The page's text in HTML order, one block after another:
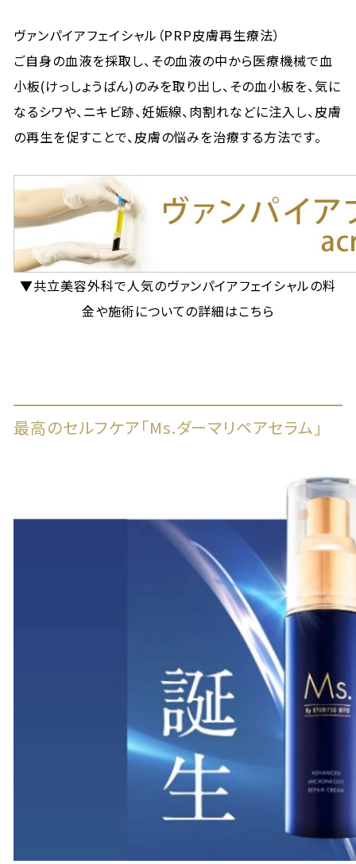
ヴァンパイアフェイシャル（PRP皮膚再生療法）
ご自身の血液を採取し、その血液の中から医療機械で血
小板(けっしょうばん)のみを取り出し、その血小板を、気に
なるシワや、ニキビ跡、妊娠線、肉割れなどに注入し、皮膚
の再生を促すことで、皮膚の悩みを治療する方法です。
▼共立美容外科で人気のヴァンパイアフェイシャルの料
金や施術についての詳細はこちら
最高のセルフケア「Ms.ダーマリペアセラム」